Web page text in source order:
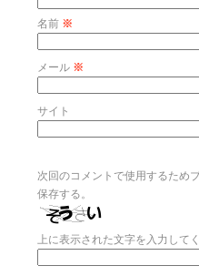
名前 ※
メール ※
サイト
次回のコメントで使用するため
保存する。
上に表示された文字を入力して